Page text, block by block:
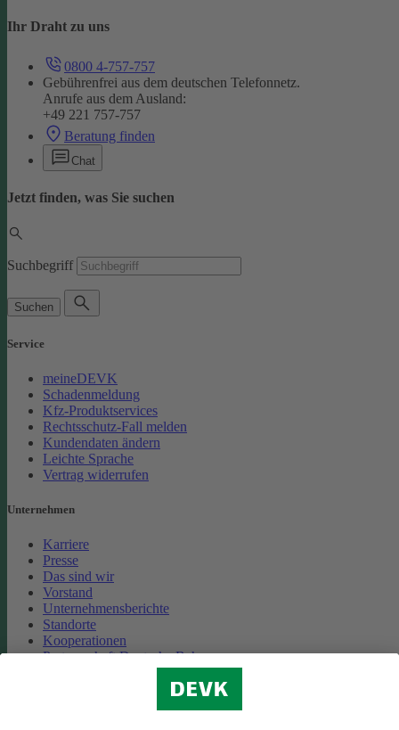
Ihr Draht zu uns
0800 4-757-757
Gebührenfrei aus dem deutschen Telefonnetz.
Anrufe aus dem Ausland:
+49 221 757-757
Beratung finden
Chat
Jetzt finden, was Sie suchen
Suchbegriff
Suchen
Service
meineDEVK
Schadenmeldung
Kfz-Produktservices
Rechtsschutz-Fall melden
Kundendaten ändern
Leichte Sprache
Vertrag widerrufen
Unternehmen
Karriere
Presse
Das sind wir
Vorstand
Unternehmensberichte
Standorte
Kooperationen
Partnerschaft Deutsche Bahn